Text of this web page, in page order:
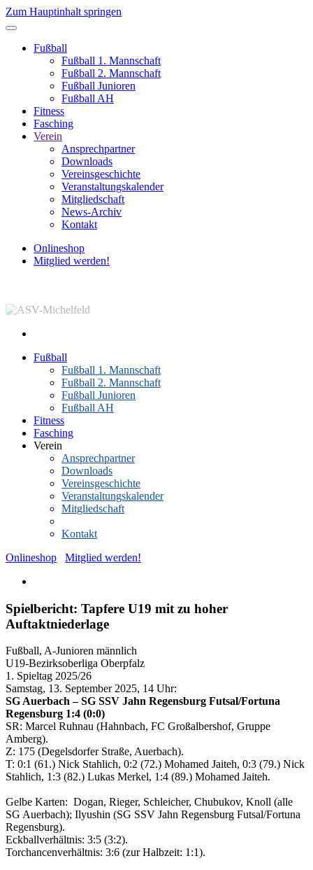
Zum Hauptinhalt springen
Fußball
Fußball 1. Mannschaft
Fußball 2. Mannschaft
Fußball Junioren
Fußball AH
Fitness
Fasching
Verein
Ansprechpartner
Downloads
Vereinsgeschichte
Veranstaltungskalender
Mitgliedschaft
News-Archiv
Kontakt
Onlineshop
Mitglied werden!
Fußball
Fußball 1. Mannschaft
Fußball 2. Mannschaft
Fußball Junioren
Fußball AH
Fitness
Fasching
Verein
Ansprechpartner
Downloads
Vereinsgeschichte
Veranstaltungskalender
Mitgliedschaft
Kontakt
Onlineshop
Mitglied werden!
Spielbericht: Tapfere U19 mit zu hoher
Auftaktniederlage
Fußball, A-Junioren männlich
U19-Bezirksoberliga Oberpfalz
1. Spieltag 2025/26
Samstag, 13. September 2025, 14 Uhr:
SG Auerbach – SG SSV Jahn Regensburg Futsal/Fortuna
Regensburg 1:4 (0:0)
SR: Marcel Ruhnau (Hahnbach, FC Großalbershof, Gruppe
Amberg).
Z: 175 (Degelsdorfer Straße, Auerbach).
T: 0:1 (61.) Nick Stahlich, 0:2 (72.) Mohamed Jaiteh, 0:3 (79.) Nick
Stahlich, 1:3 (82.) Lukas Merkel, 1:4 (89.) Mohamed Jaiteh.
Gelbe Karten: Dogan, Rieger, Schleicher, Chubukov, Knoll (alle
SG Auerbach); Ilyushin (SG SSV Jahn Regensburg Futsal/Fortuna
Regensburg).
Eckballverhältnis: 3:5 (3:2).
Torchancenverhältnis: 3:6 (zur Halbzeit: 1:1).